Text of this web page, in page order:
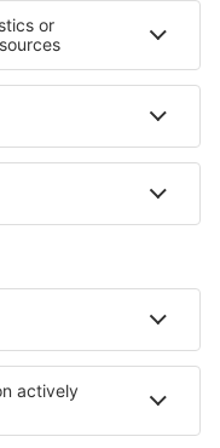
in Langkawi
Paz